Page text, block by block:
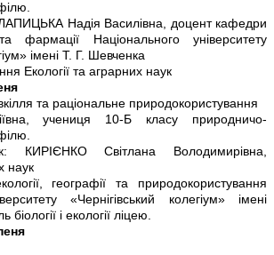
ЛАПИЦЬКА Надія Василівна, доцент кафедри
фармації Національного університету
імені Т. Г. Шевченка
Екології та аграрних наук
та раціональне природокористування
учениця 10-Б класу природничо-
КИРІЄНКО Світлана Володимирівна,
наук
географії та природокористування
«Чернігівський колегіум» імені
і екології ліцею.